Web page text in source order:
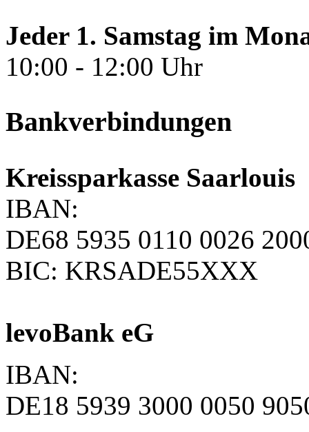
Jeder 1. Samstag im
10:00 - 12:00 Uhr
Bankverbindungen
Kreissparkasse Saarlouis
IBAN:
DE68 5935 0110 0026
BIC: KRSADE55XXX
levoBank eG
IBAN:
DE18 5939 3000 0050